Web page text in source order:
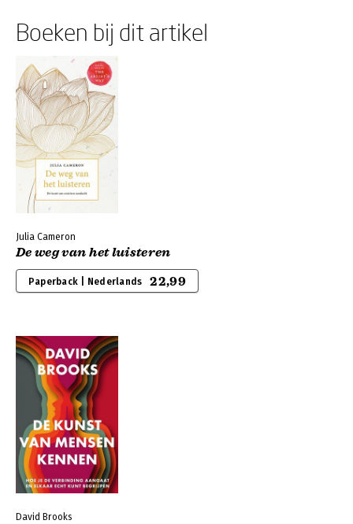
Boeken bij dit artikel
Julia Cameron
De weg van het luisteren
Paperback | Nederlands 22,99
David Brooks